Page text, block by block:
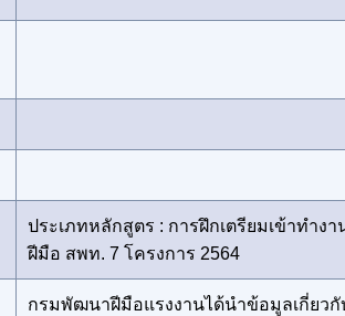
ประเภทหลักสูตร : การฝึกเตรียมเข้าทำง
ฝีมือ สพท. 7 โครงการ 2564
กรมพัฒนาฝีมือแรงงานได้นำข้อมูลเกี่ยว